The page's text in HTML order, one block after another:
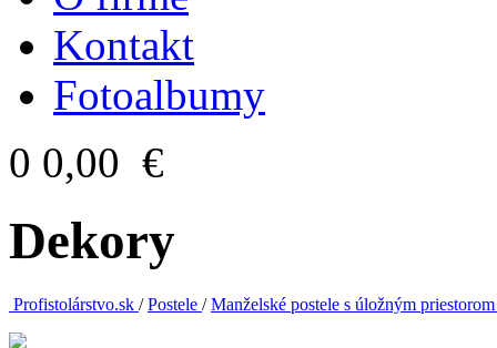
Kontakt
Fotoalbumy
0 0,00 €
Dekory
Profistolárstvo.sk / Postele / Manželské postele s úložným